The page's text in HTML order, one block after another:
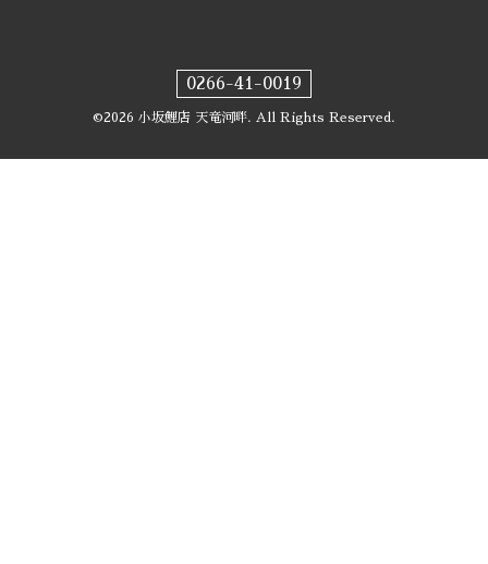
0266-41-0019
©2026 小坂鯉店 天竜河畔. All Rights Reserved.